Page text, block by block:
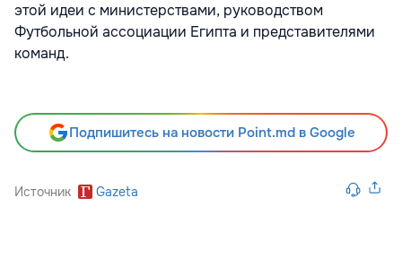
этой идеи с министерствами, руководством
Футбольной ассоциации Египта и представителями
команд.
Подпишитесь на новости Point.md в Google
Источник Gazeta